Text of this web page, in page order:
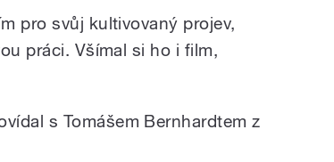
pro svůj kultivovaný projev,
práci. Všímal si ho i film,
s Tomášem Bernhardtem z